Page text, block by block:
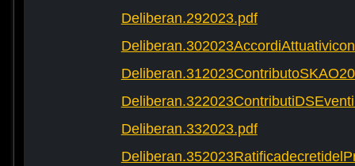
Deliberan.292023.pdf
Deliberan.332023.pdf